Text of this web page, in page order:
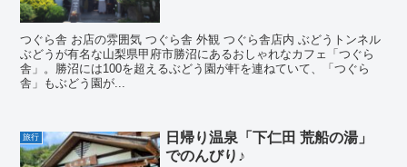
つぐら舎 お店の雰囲気 つぐら舎 外観 つぐら舎店内 ぶどうトンネル
ぶどうが有名な山梨県甲府市勝沼にあるおしゃれなカフェ「つぐら
舎」。勝沼には100を超えるぶどう園が軒を連ねていて、「つぐら
舎」もぶどう園が...
旅行
日帰り温泉「下仁田 荒船の湯」
でのんびり♪